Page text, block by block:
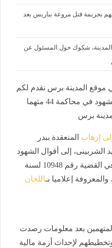
بجريمة قتل مروعة بباريس بعد
المدينة، شكوك حول المسئول عن
موقع المدينة برس نقدم لكم
اليوم اليوم، الجنايات تستمع للشهود في محاكمة 44 متهما
برس
إرهاب المنعقدة ببدر
الشربينى، إلى أقوال الشهود
في جلسة محاكمة 44 متهما، في القضية رقم 10948 لسنة
اللجان
بعد معلومات رصدت
لإحداث أزمة مالية